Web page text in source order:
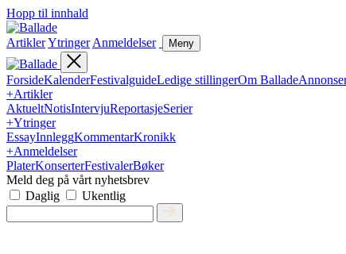
Hopp til innhald
ArtiklerYtringer Anmeldelser Meny
ForsideKalenderFestivalguideLedige stillingerOm Ballade
+Artikler
AktueltNotisIntervjuReportasjeSerier
+Ytringer
EssayInnleggKommentarKronikk
+Anmeldelser
PlaterKonserterFestivalerBøker
Meld deg på vårt nyhetsbrev
Daglig
Ukentlig